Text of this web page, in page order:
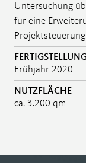
Untersuchung
für eine
Frühjahr 2020
NUTZFLÄCHE
ca. 3.200 qm